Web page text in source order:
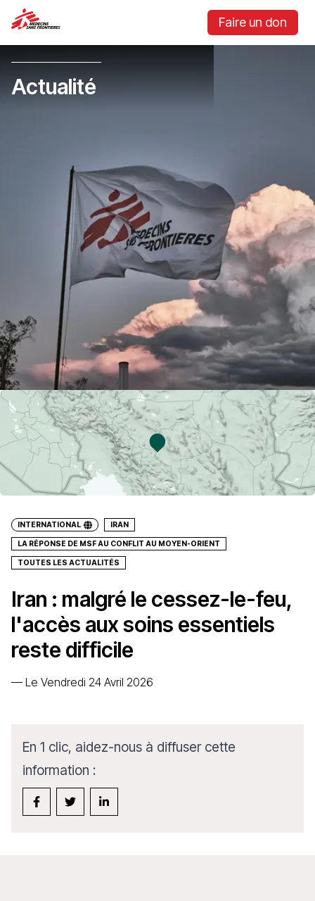
Faire un don
Actualité
INTERNATIONAL IRAN
LA RÉPONSE DE MSF AU CONFLIT AU MOYEN-ORIENT
TOUTES LES ACTUALITÉS
Iran : malgré le cessez-le-feu,
l'accès aux soins essentiels
reste difficile
— Le Vendredi 24 Avril 2026
En 1 clic, aidez-nous à diffuser cette
information :